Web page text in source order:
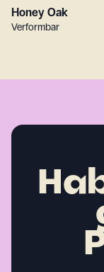
Honey Oak
Verformbar